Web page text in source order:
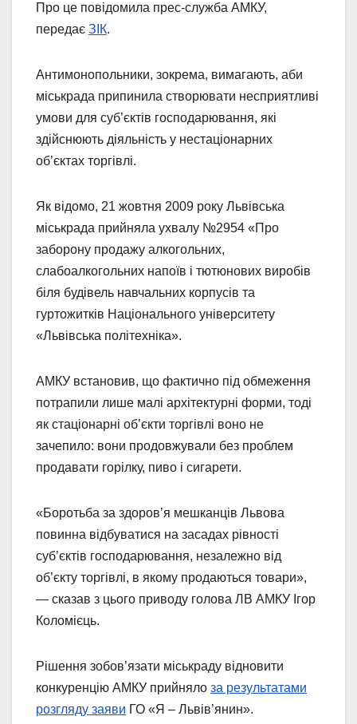
Про це повідомила прес-служба АМКУ,
передає ЗІК.
Антимонопольники, зокрема, вимагають, аби
міськрада припинила створювати несприятливі
умови для суб’єктів господарювання, які
здійснюють діяльність у нестаціонарних
об’єктах торгівлі.
Як відомо, 21 жовтня 2009 року Львівська
міськрада прийняла ухвалу №2954 «Про
заборону продажу алкогольних,
слабоалкогольних напоїв і тютюнових виробів
біля будівель навчальних корпусів та
гуртожитків Національного університету
«Львівська політехніка».
АМКУ встановив, що фактично під обмеження
потрапили лише малі архітектурні форми, тоді
як стаціонарні об’єкти торгівлі воно не
зачепило: вони продовжували без проблем
продавати горілку, пиво і сигарети.
«Боротьба за здоров’я мешканців Львова
повинна відбуватися на засадах рівності
суб’єктів господарювання, незалежно від
об’єкту торгівлі, в якому продаються товари»,
— сказав з цього приводу голова ЛВ АМКУ Ігор
Коломієць.
Рішення зобов’язати міськраду відновити
конкуренцію АМКУ прийняло за результатами
розгляду заяви ГО «Я – Львів’янин».